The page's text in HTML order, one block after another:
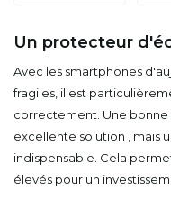
Un protecteur
Avec les smartphones
fragiles, il est
correctement. Une bonne
excellente solution , mais
indispensable. Cela
élevés pour un